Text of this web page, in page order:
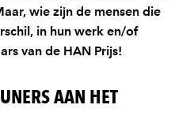
wie zijn de mensen die
in hun werk en/of
van de HAN Prijs!
AAN HET